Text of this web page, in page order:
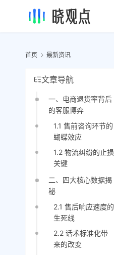
首页 最新资讯
文章导航
一、电商退货率背后
的客服博弈
1.1 售前咨询环节的
蝴蝶效应
1.2 物流纠纷的止损
关键
二、四大核心数据揭
秘
2.1 售后响应速度的
生死线
2.2 话术标准化带
来的改变